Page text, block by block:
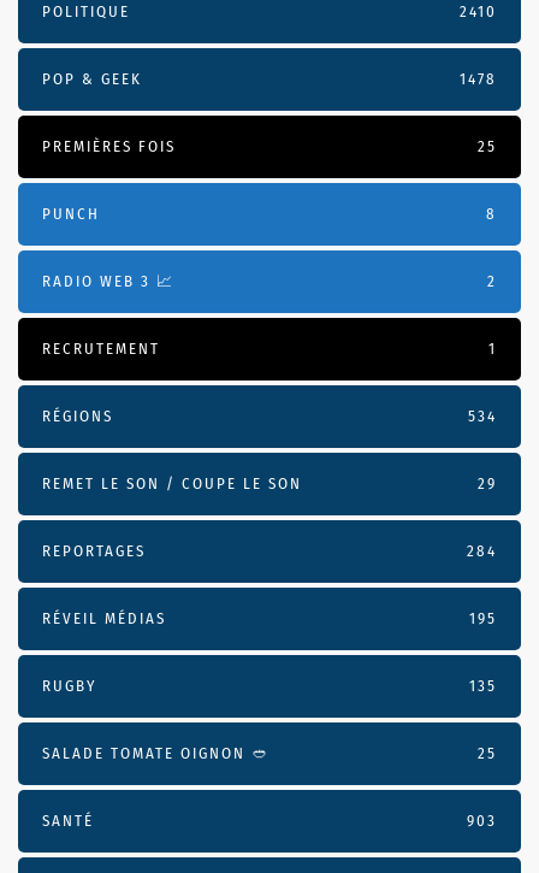
POLITIQUE 2410
POP & GEEK 1478
PREMIÈRES FOIS 25
PUNCH 8
RADIO WEB 3 📈 2
RECRUTEMENT 1
RÉGIONS 534
REMET LE SON / COUPE LE SON 29
REPORTAGES 284
RÉVEIL MÉDIAS 195
RUGBY 135
SALADE TOMATE OIGNON 🥙 25
SANTÉ 903